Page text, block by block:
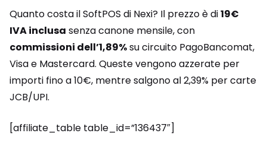
Quanto costa il SoftPOS di Nexi? Il prezzo è di19€
IVA inclusa senza canone mensile, con
commissioni dell’1,89%su circuito PagoBancomat,
Visa e Mastercard. Queste vengono azzerate per
importi fino a 10€, mentre salgono al 2,39% per carte
JCB/UPI.
[affiliate_table table_id=”136437″]